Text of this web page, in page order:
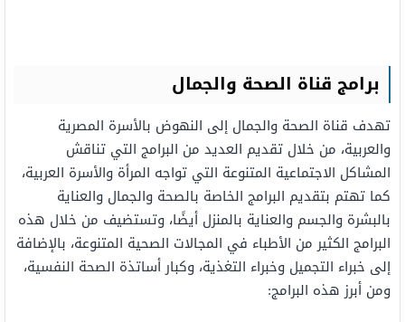
برامج قناة الصحة والجمال
تهدف قناة الصحة والجمال إلى النهوض بالأسرة المصرية
والعربية، من خلال تقديم العديد من البرامج التي تناقش
المشاكل الاجتماعية المتنوعة التي تواجه المرأة والأسرة العربية،
كما تهتم بتقديم البرامج الخاصة بالصحة والجمال والعناية
بالبشرة والجسم والعناية بالمنزل أيضًا، وتستضيف من خلال هذه
البرامج الكثير من الأطباء في المجالات الصحية المتنوعة، بالإضافة
إلى خبراء التجميل وخبراء التغذية، وكبار أساتذة الصحة النفسية،
ومن أبرز هذه البرامج: